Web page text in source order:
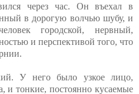
через час. Он въехал в
в дорогую волчью шубу, и
городской, нервный,
и перспективой того, что
У него было узкое лицо,
и тонкие, постоянно кусаемые